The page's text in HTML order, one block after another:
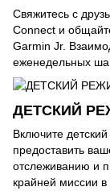
Свяжитесь с
Connect и
Garmin Jr.
еженедельных
ДЕТСКИЙ
Включите
предоставить
отслеживанию и
крайней миссии